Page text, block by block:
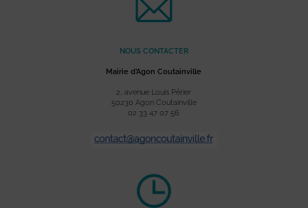
NOUS CONTACTER
Mairie d’Agon Coutainville
2, avenue Louis Périer
50230 Agon Coutainville
02 33 47 07 56